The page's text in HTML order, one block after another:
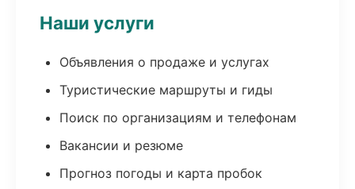
Наши услуги
Объявления о продаже и услугах
Туристические маршруты и гиды
Поиск по организациям и телефонам
Вакансии и резюме
Прогноз погоды и карта пробок